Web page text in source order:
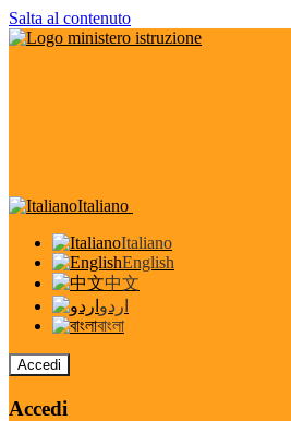
Salta al contenuto
Italiano
Italiano
English
中文
اردو
বাংলা
Accedi
Accedi